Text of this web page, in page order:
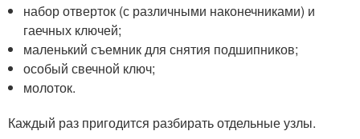
набор отверток (с различными наконечниками) и
гаечных ключей;
маленький съемник для снятия подшипников;
особый свечной ключ;
молоток.
Каждый раз пригодится разбирать отдельные узлы.